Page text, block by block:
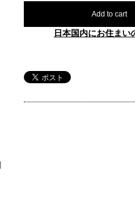
Add to cart
日本国内にお住まい